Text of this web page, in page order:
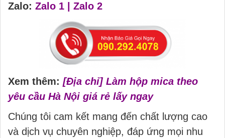
Zalo: Zalo 1 Zalo 2
Xem thêm: [Địa chỉ] Làm hộp mica theo
yêu cầu Hà Nội giá rẻ lấy ngay
Chúng tôi cam kết mang đến chất lượng cao
và dịch vụ chuyên nghiệp, đáp ứng mọi nhu